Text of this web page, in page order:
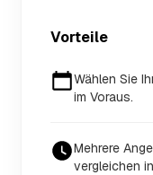
Vorteile
Wählen Sie
im Voraus.
Mehrere
vergleichen